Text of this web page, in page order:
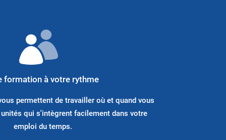
formation à votre rythme
permettent de travailler où et quand vous
qui s'intègrent facilement dans votre
emploi du temps.